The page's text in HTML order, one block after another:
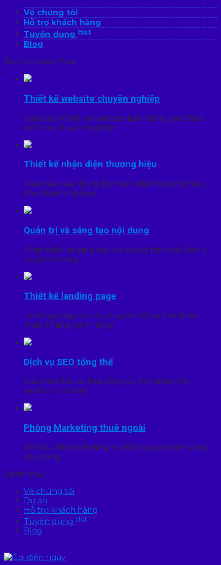
Về chúng tôi
Hỗ trợ khách hàng
Tuyển dụng Hot
Blog
Dịch vụ của V-Star
Thiết kế website chuyên nghiệp
Giải pháp thiết kế website bán hàng, giới thiệu
dịch vụ chuyên nghiệp
Thiết kế nhận diện thương hiệu
Giải pháp xây dựng bộ nhận diện thương hiệu
cho doanh nghiệp
Quản trị và sáng tạo nội dung
Phát triển và sáng tạo nội dung trên các kênh
truyền thông
Thiết kế landing page
Landing page tối ưu chuyển đổi và tìm kiếm
khách hàng tiềm năng
Dịch vụ SEO tổng thể
Giải pháp tối ưu hóa công cụ tìm kiếm cho
website của bạn
Phòng Marketing thuê ngoài
Sở hữu đội Marketing mà không phải tốn công
xây dựng
Danh mục
Về chúng tôi
Dự án
Hỗ trợ khách hàng
Tuyển dụng Hot
Blog